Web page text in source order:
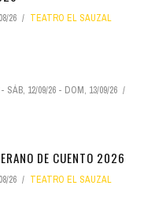
26 TEATRO EL SAUZAL
- SÁB, 12/09/26 - DOM, 13/09/26
DE CUENTO 2026
26 TEATRO EL SAUZAL